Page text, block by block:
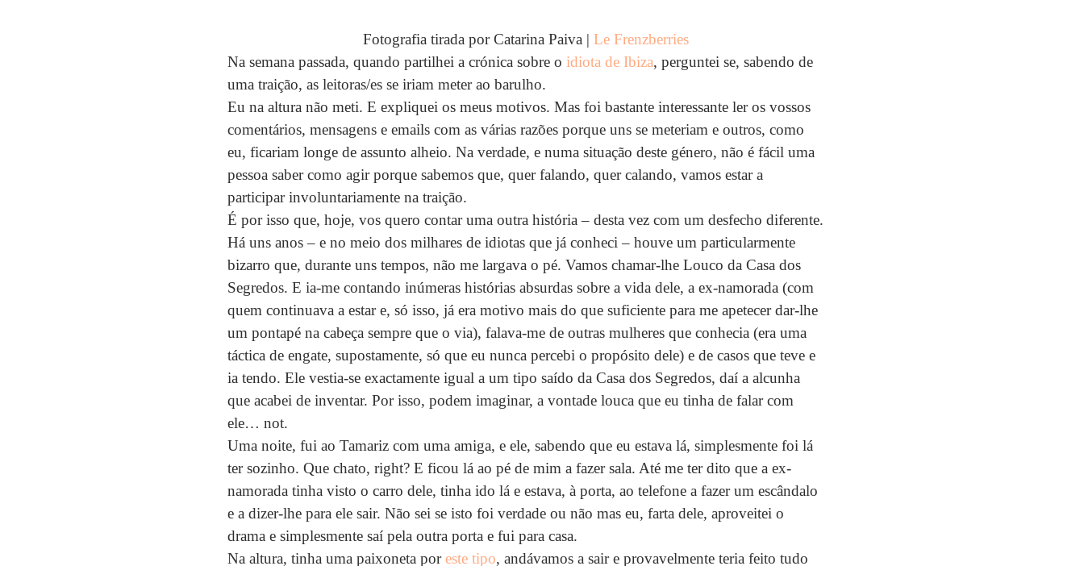
Fotografia tirada por Catarina Paiva | Le Frenzberries
Na semana passada, quando partilhei a crónica sobre o idiota de Ibiza, perguntei se, sabendo de
uma traição, as leitoras/es se iriam meter ao barulho.
Eu na altura não meti. E expliquei os meus motivos. Mas foi bastante interessante ler os vossos
comentários, mensagens e emails com as várias razões porque uns se meteriam e outros, como
eu, ficariam longe de assunto alheio. Na verdade, e numa situação deste género, não é fácil uma
pessoa saber como agir porque sabemos que, quer falando, quer calando, vamos estar a
participar involuntariamente na traição.
É por isso que, hoje, vos quero contar uma outra história – desta vez com um desfecho diferente.
Há uns anos – e no meio dos milhares de idiotas que já conheci – houve um particularmente
bizarro que, durante uns tempos, não me largava o pé. Vamos chamar-lhe Louco da Casa dos
Segredos. E ia-me contando inúmeras histórias absurdas sobre a vida dele, a ex-namorada (com
quem continuava a estar e, só isso, já era motivo mais do que suficiente para me apetecer dar-lhe
um pontapé na cabeça sempre que o via), falava-me de outras mulheres que conhecia (era uma
táctica de engate, supostamente, só que eu nunca percebi o propósito dele) e de casos que teve e
ia tendo. Ele vestia-se exactamente igual a um tipo saído da Casa dos Segredos, daí a alcunha
que acabei de inventar. Por isso, podem imaginar, a vontade louca que eu tinha de falar com
ele… not.
Uma noite, fui ao Tamariz com uma amiga, e ele, sabendo que eu estava lá, simplesmente foi lá
ter sozinho. Que chato, right? E ficou lá ao pé de mim a fazer sala. Até me ter dito que a ex-
namorada tinha visto o carro dele, tinha ido lá e estava, à porta, ao telefone a fazer um escândalo
e a dizer-lhe para ele sair. Não sei se isto foi verdade ou não mas eu, farta dele, aproveitei o
drama e simplesmente saí pela outra porta e fui para casa.
Na altura, tinha uma paixoneta por este tipo, andávamos a sair e provavelmente teria feito tudo